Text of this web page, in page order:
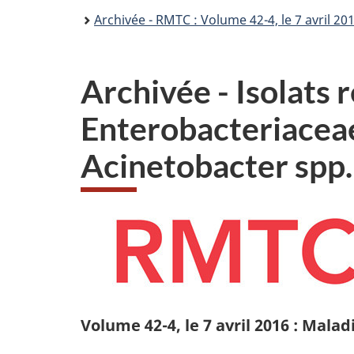
Archivée - RMTC : Volume 42-4, le 7 avril
Archivée - Isolats
Acinetobacter
Volume 42-4, le 7 avril 2016 :